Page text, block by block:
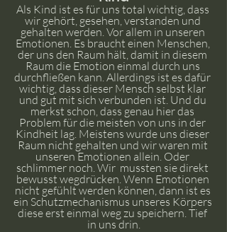
Als Kind ist es für uns total wichtig, dass
wir gehört, gesehen, verstanden und
gehalten werden. Vor allem in unseren
Emotionen. Es braucht einen Menschen,
der uns den Raum hält, damit in diesem
Raum die Emotion einmal durch uns
durchfließen kann. Allerdings ist es dafür
wichtig, dass dieser Mensch selbst klar
und gut mit sich verbunden ist. Und du
merkst schon, dass genau hier das
Problem für die meisten von uns in der
Kindheit lag. Meistens wurde uns dieser
Raum nicht gehalten und wir waren mit
unseren Emotionen allein. Oder
schlimmer noch. Wir  mussten sie direkt
bewusst wegdrücken. Wenn Emotionen
nicht gefühlt werden können, dann ist es
ein Schutzmechanismus unseres Körpers
diese erst einmal weg zu speichern. Tief
in uns drin.